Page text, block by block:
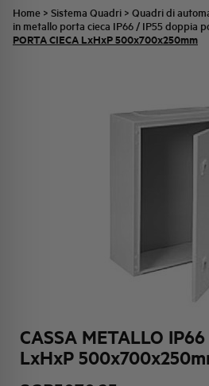
Home > Sistema Quadri > Quadri di
in metallo porta cieca IP66 / IP55 doppia
PORTA CIECA LxHxP 500x700x250mm
CASSA METALLO
LxHxP
INDUSTRIALE
AUTOMAZIONE
FOTOVOLTAICO
UFFICIO TECNICO
COMMESSE QUADRI
FAMIGLIA BELLINI
ATTIVITÀ E MERCATI
ULTIME NOTIZIE
PARTNER